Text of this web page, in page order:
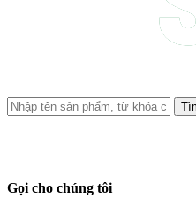
Gọi cho chúng tôi